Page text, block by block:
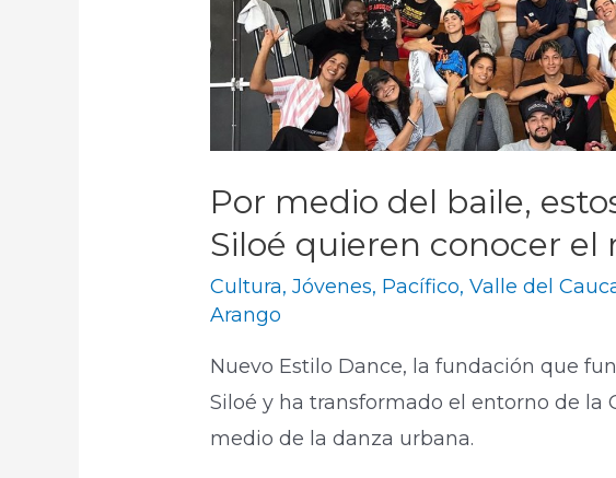
Por medio del baile,
Siloé quieren conocer el
Cultura,Jóvenes, Pacífico,Valle del
Arango
Nuevo Estilo Dance, la fundación que
Siloé y ha transformado el entorno de la
medio de la danza urbana.​